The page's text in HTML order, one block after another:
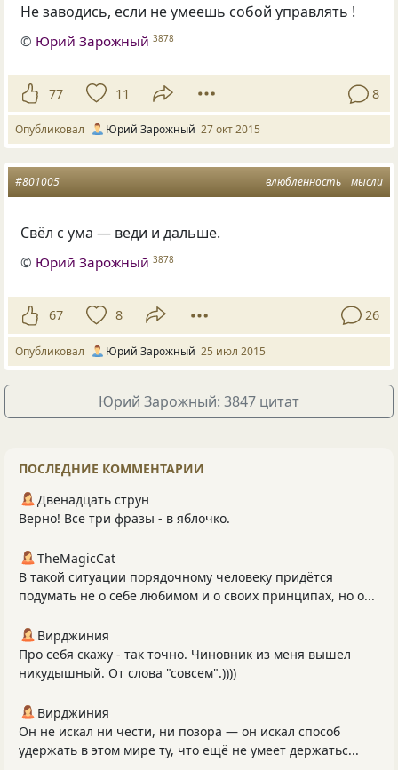
Не заводись, если не умеешь собой управлять !
© Юрий Зарожный 3878
77 11 8
Опубликовал Юрий Зарожный 27 окт 2015
влюбленность мысли
#801005
Свёл с ума — веди и дальше.
© Юрий Зарожный 3878
67 8 26
Опубликовал Юрий Зарожный 25 июл 2015
Юрий Зарожный: 3847 цитат
ПОСЛЕДНИЕ КОММЕНТАРИИ
Двенадцать струн
Верно! Все три фразы - в яблочко.
TheMagicCat
В такой ситуации порядочному человеку придётся
подумать не о себе любимом и о своих принципах, но о...
Вирджиния
Про себя скажу - так точно. Чиновник из меня вышел
никудышный. От слова "совсем".))))
Вирджиния
Он не искал ни чести, ни позора — он искал способ
удержать в этом мире ту, что ещё не умеет держатьс...